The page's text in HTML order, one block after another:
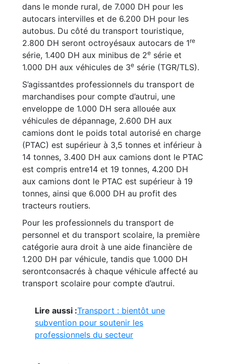
dans le monde rural, de 7.000 DH pour les
autocars intervilles et de 6.200 DH pour les
autobus. Du côté du transport touristique,
2.800 DH seront octroyésaux autocars de 1re
série, 1.400 DH aux minibus de 2e série et
1.000 DH aux véhicules de 3e série (TGR/TLS).
S’agissantdes professionnels du transport de
marchandises pour compte d’autrui, une
enveloppe de 1.000 DH sera allouée aux
véhicules de dépannage, 2.600 DH aux
camions dont le poids total autorisé en charge
(PTAC) est supérieur à 3,5 tonnes et inférieur à
14 tonnes, 3.400 DH aux camions dont le PTAC
est compris entre14 et 19 tonnes, 4.200 DH
aux camions dont le PTAC est supérieur à 19
tonnes, ainsi que 6.000 DH au profit des
tracteurs routiers.
Pour les professionnels du transport de
personnel et du transport scolaire, la première
catégorie aura droit à une aide financière de
1.200 DH par véhicule, tandis que 1.000 DH
serontconsacrés à chaque véhicule affecté au
transport scolaire pour compte d’autrui.
Lire aussi :Transport : bientôt une
subvention pour soutenir les
professionnels du secteur